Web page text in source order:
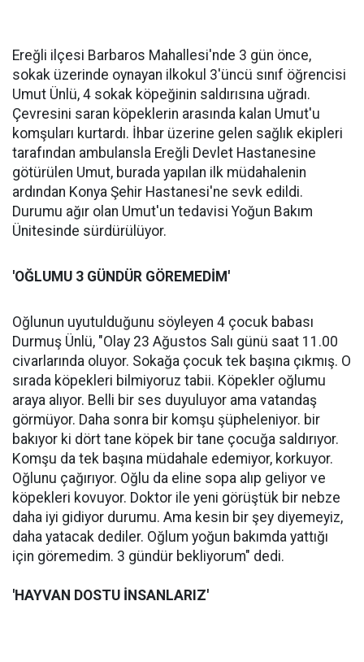
Ereğli ilçesi Barbaros Mahallesi'nde 3 gün önce,
sokak üzerinde oynayan ilkokul 3'üncü sınıf öğrencisi
Umut Ünlü, 4 sokak köpeğinin saldırısına uğradı.
Çevresini saran köpeklerin arasında kalan Umut'u
komşuları kurtardı. İhbar üzerine gelen sağlık ekipleri
tarafından ambulansla Ereğli Devlet Hastanesine
götürülen Umut, burada yapılan ilk müdahalenin
ardından Konya Şehir Hastanesi'ne sevk edildi.
Durumu ağır olan Umut'un tedavisi Yoğun Bakım
Ünitesinde sürdürülüyor.
'OĞLUMU 3 GÜNDÜR GÖREMEDİM'
Oğlunun uyutulduğunu söyleyen 4 çocuk babası
Durmuş Ünlü, "Olay 23 Ağustos Salı günü saat 11.00
civarlarında oluyor. Sokağa çocuk tek başına çıkmış. O
sırada köpekleri bilmiyoruz tabii. Köpekler oğlumu
araya alıyor. Belli bir ses duyuluyor ama vatandaş
görmüyor. Daha sonra bir komşu şüpheleniyor. bir
bakıyor ki dört tane köpek bir tane çocuğa saldırıyor.
Komşu da tek başına müdahale edemiyor, korkuyor.
Oğlunu çağırıyor. Oğlu da eline sopa alıp geliyor ve
köpekleri kovuyor. Doktor ile yeni görüştük bir nebze
daha iyi gidiyor durumu. Ama kesin bir şey diyemeyiz,
daha yatacak dediler. Oğlum yoğun bakımda yattığı
için göremedim. 3 gündür bekliyorum" dedi.
'HAYVAN DOSTU İNSANLARIZ'